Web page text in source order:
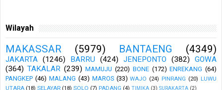
Wilayah
MAKASSAR (5979) BANTAENG (4349)
JAKARTA (1246) BARRU (424) JENEPONTO (382)
GOWA
(364) TAKALAR (239) MAMUJU (220) BONE (172) ENREKANG (64)
PANGKEP (46) MALANG (43) MAROS (33) WAJO (24) PINRANG (20) LUWU
UTARA (18) SELAYAR (18) SOLO (7) PADANG (4) TIMIKA (3) SURAKARTA (2)